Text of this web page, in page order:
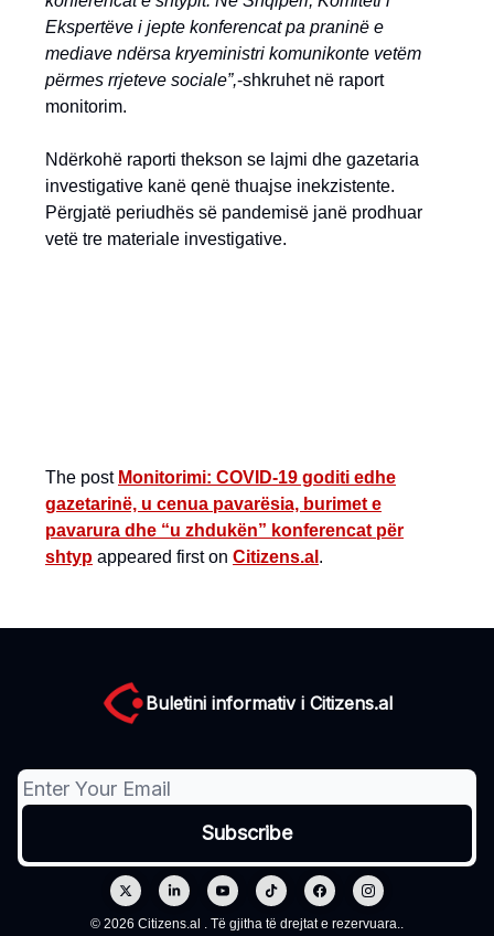
Ekspertëve i jepte konferencat pa praninë e
mediave ndërsa kryeministri komunikonte vetëm
përmes rrjeteve sociale”,-shkruhet në raport
monitorim.
Ndërkohë raporti thekson se lajmi dhe gazetaria
investigative kanë qenë thuajse inekzistente.
Përgjatë periudhës së pandemisë janë prodhuar
vetë tre materiale investigative.
The post Monitorimi: COVID-19 goditi edhe
gazetarinë, u cenua pavarësia, burimet e
pavarura dhe “u zhdukën” konferencat për
shtyp appeared first on Citizens.al .
Buletini informativ i Citizens.al
© 2026 Citizens.al . Të gjitha të drejtat e rezervuara..